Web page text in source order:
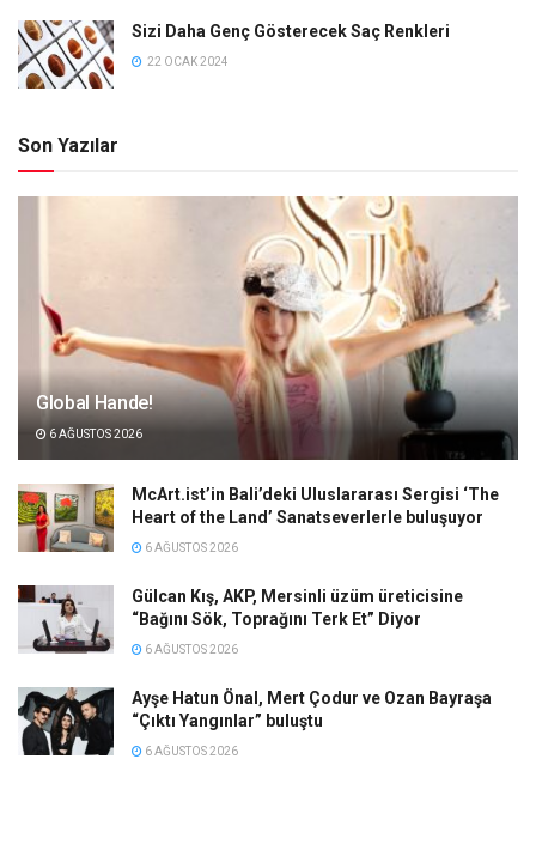
Sizi Daha Genç Gösterecek Saç Renkleri
22 OCAK 2024
Son Yazılar
Global Hande!
6 AĞUSTOS 2026
McArt.ist’in Bali’deki Uluslararası Sergisi ‘The
Heart of the Land’ Sanatseverlerle buluşuyor
6 AĞUSTOS 2026
Gülcan Kış, AKP, Mersinli üzüm üreticisine
“Bağını Sök, Toprağını Terk Et” Diyor
6 AĞUSTOS 2026
Ayşe Hatun Önal, Mert Çodur ve Ozan Bayraşa
“Çıktı Yangınlar” buluştu
6 AĞUSTOS 2026